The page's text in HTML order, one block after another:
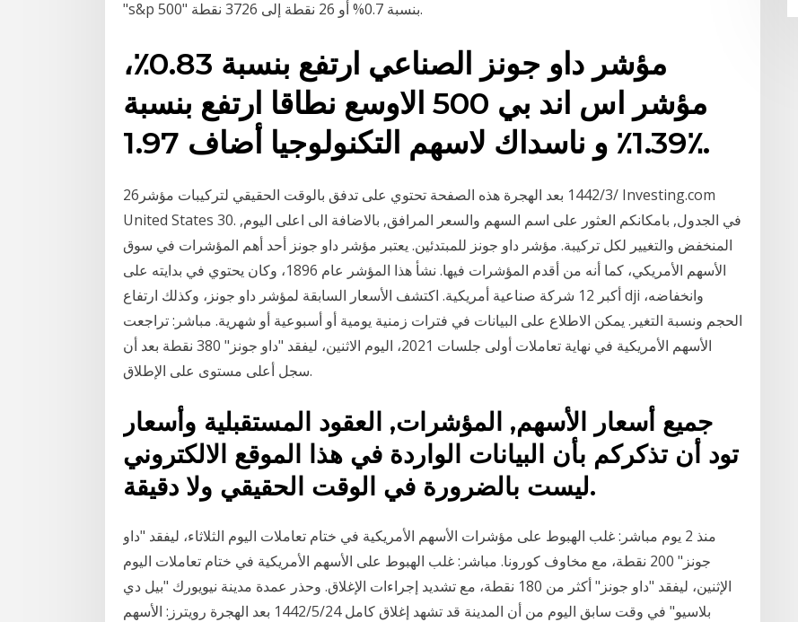
"s&p 500" بنسبة 0.7% أو 26 نقطة إلى 3726 نقطة.
مؤشر داو جونز الصناعي ارتفع بنسبة 0.83٪،
مؤشر اس اند بي 500 الاوسع نطاقا ارتفع بنسبة
1.39٪ و ناسداك لاسهم التكنولوجيا أضاف 1.97٪.
26‏‏/3‏‏/1442 بعد الهجرة هذه الصفحة تحتوي على تدفق بالوقت الحقيقي لتركيبات مؤشر Investing.com
United States 30. في الجدول, بامكانكم العثور على اسم السهم والسعر المرافق, بالاضافة الى اعلى اليوم,
المنخفض والتغيير لكل تركيبة. مؤشر داو جونز للمبتدئين. يعتبر مؤشر داو جونز أحد أهم المؤشرات في سوق
الأسهم الأمريكي، كما أنه من أقدم المؤشرات فيها. نشأ هذا المؤشر عام 1896، وكان يحتوي في بدايته على
أكبر 12 شركة صناعية أمريكية. اكتشف الأسعار السابقة لمؤشر داو جونز، وكذلك ارتفاع dji وانخفاضه،
الحجم ونسبة التغير. يمكن الاطلاع على البيانات في فترات زمنية يومية أو أسبوعية أو شهرية. مباشر: تراجعت
الأسهم الأمريكية في نهاية تعاملات أولى جلسات 2021، اليوم الاثنين، ليفقد "داو جونز" 380 نقطة بعد أن
سجل أعلى مستوى على الإطلاق.
جميع أسعار الأسهم, المؤشرات, العقود المستقبلية وأسعار
تود أن تذكركم بأن البيانات الواردة في هذا الموقع الالكتروني
ليست بالضرورة في الوقت الحقيقي ولا دقيقة.
منذ 2 يوم مباشر: غلب الهبوط على مؤشرات الأسهم الأمريكية في ختام تعاملات اليوم الثلاثاء، ليفقد "داو
جونز" 200 نقطة، مع مخاوف كورونا. مباشر: غلب الهبوط على الأسهم الأمريكية في ختام تعاملات اليوم
الإثنين، ليفقد "داو جونز" أكثر من 180 نقطة، مع تشديد إجراءات الإغلاق. وحذر عمدة مدينة نيويورك "بيل دي
بلاسيو" في وقت سابق اليوم من أن المدينة قد تشهد إغلاق كامل 24‏‏/5‏‏/1442 بعد الهجرة رويترز: الأسهم